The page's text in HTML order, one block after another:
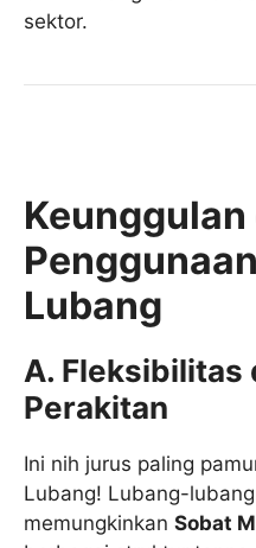
sektor.
Lubang
A. Fleksibilitas
Perakitan
Ini nih jurus paling
Lubang! Lubang-
memungkinkan Sobat